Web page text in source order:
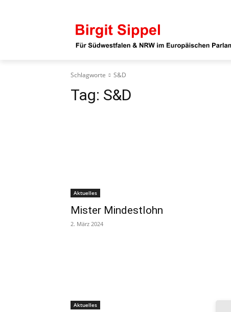
Schlagworte S&D
Tag: S&D
Aktuelles
Mister Mindestlohn
2. März 2024
Aktuelles